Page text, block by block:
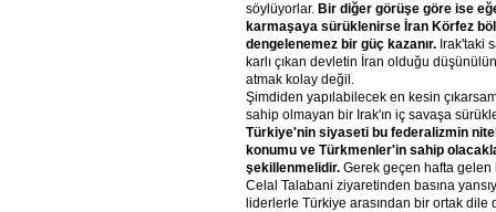
söylüyorlar. Bir diğer görüşe göre ise
karmaşaya sürüklenirse İran Körfez
dengelenemez bir güç kazanır. Irak'taki
karlı çıkan devletin İran olduğu
atmak kolay değil.
Şimdiden yapılabilecek en kesin
sahip olmayan bir Irak'ın iç savaşa
Türkiye'nin siyaseti bu federalizmin
konumu ve Türkmenler'in sahip
şekillenmelidir. Gerek geçen hafta
Celal Talabani ziyaretinden basına
liderlerle Türkiye arasından bir ortak